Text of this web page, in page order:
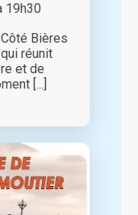
19h30
Bières
réunit
et de
[...]